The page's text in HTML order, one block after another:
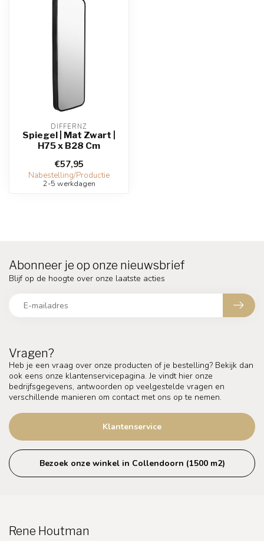
DIFFERNZ
Spiegel | Mat Zwart |
H75 x B28 Cm
€57,95
Nabestelling/Productie
2-5 werkdagen
Vragen?
Heb je een vraag over onze producten of je bestelling? Bekijk dan
ook eens onze klantenservicepagina. Je vindt hier onze
bedrijfsgegevens, antwoorden op veelgestelde vragen en
verschillende manieren om contact met ons op te nemen.
Klantenservice
Bezoek onze winkel in Collendoorn (1500 m2)
Abonneer je op onze nieuwsbrief
Blijf op de hoogte over onze laatste acties
Rene Houtman